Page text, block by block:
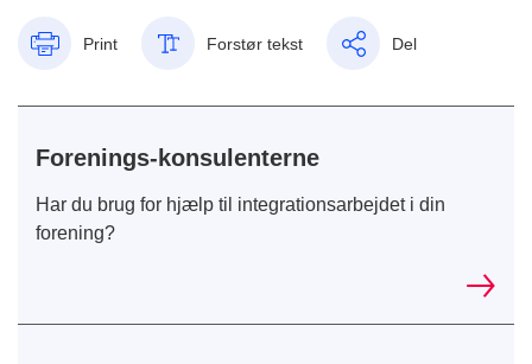
Print Forstør tekst Del
Forenings-konsulenterne
Har du brug for hjælp til integrationsarbejdet i din
forening?